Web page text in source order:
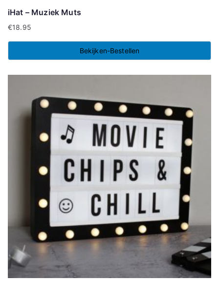
iHat – Muziek Muts
€18.95
Bekijken-Bestellen